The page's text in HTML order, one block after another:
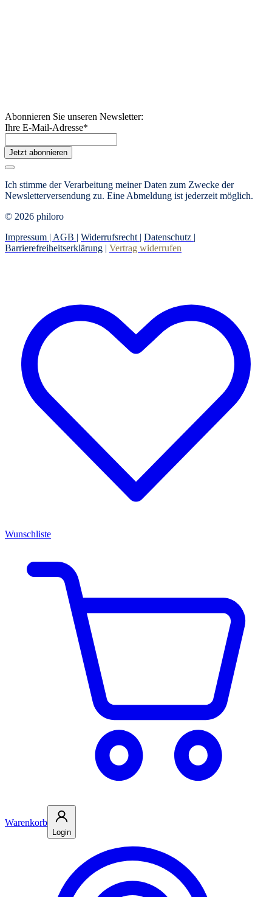
Abonnieren Sie unseren Newsletter:
Ihre E-Mail-Adresse*
Jetzt abonnieren
Ich stimme der Verarbeitung meiner Daten zum Zwecke der
Newsletterversendung zu. Eine Abmeldung ist jederzeit möglich.
© 2026 philoro
Impressum | AGB | Widerrufsrecht | Datenschutz |
Barrierefreiheitserklärung | Vertrag widerrufen
Wunschliste
Warenkorb
Login